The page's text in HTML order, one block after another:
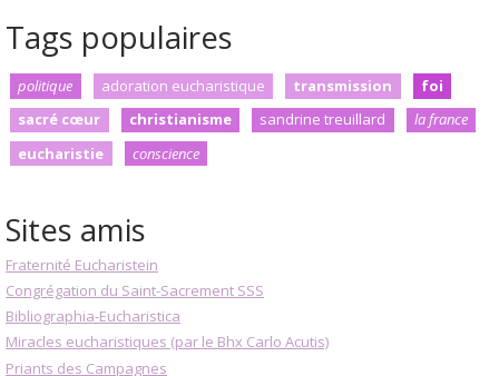
Tags populaires
politique adoration eucharistique transmission
foi
sacré cœur
christianisme sandrine treuillard
la france
eucharistie
conscience
Sites amis
Fraternité Eucharistein
Congrégation du Saint-Sacrement SSS
Bibliographia-Eucharistica
Miracles eucharistiques (par le Bhx Carlo Acutis)
Priants des Campagnes